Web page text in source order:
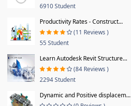
6910 Student
Productivity Rates - Construct...
(11 Reviews )
55 Student
Learn Autodesk Revit Structure...
(84 Reviews )
2294 Student
Dynamic and Positive displacem...